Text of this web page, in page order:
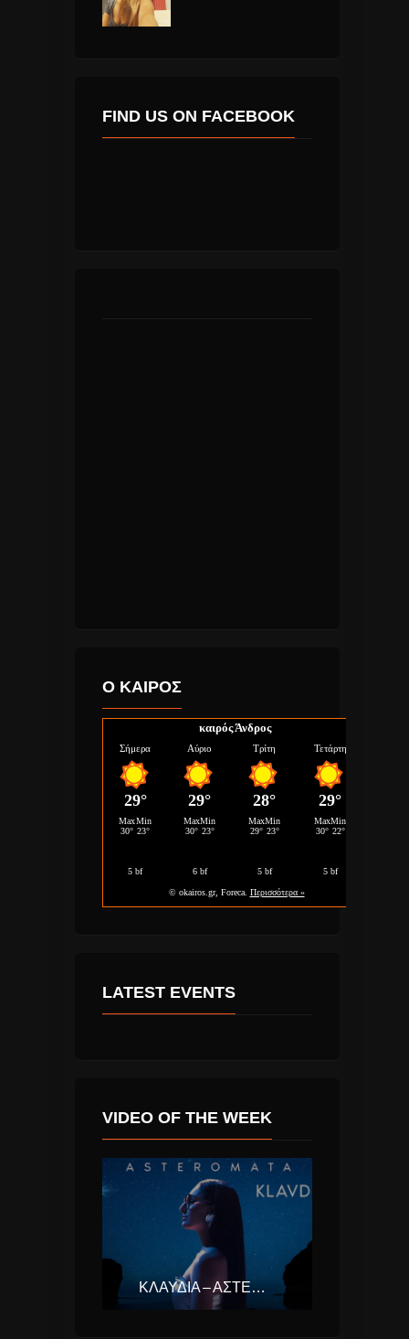
FIND US ON FACEBOOK
Ο ΚΑΙΡΟΣ
καιρός Άνδρος
LATEST EVENTS
VIDEO OF THE WEEK
ΚΛΑΥΔΊΑ – ΑΣΤΕΡΟΜΆΤΑ (EUROVISION ΕΛΛΆΔΑ 2025)